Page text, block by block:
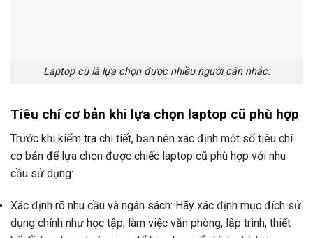
Laptop cũ là lựa chọn được nhiều người cân nhắc.
Tiêu chí cơ bản khi lựa chọn laptop cũ phù hợp
Trước khi kiểm tra chi tiết, bạn nên xác định một số tiêu chí
cơ bản để lựa chọn được chiếc laptop cũ phù hợp với nhu
cầu sử dụng:
Xác định rõ nhu cầu và ngân sách: Hãy xác định mục đích sử
dụng chính như học tập, làm việc văn phòng, lập trình, thiết